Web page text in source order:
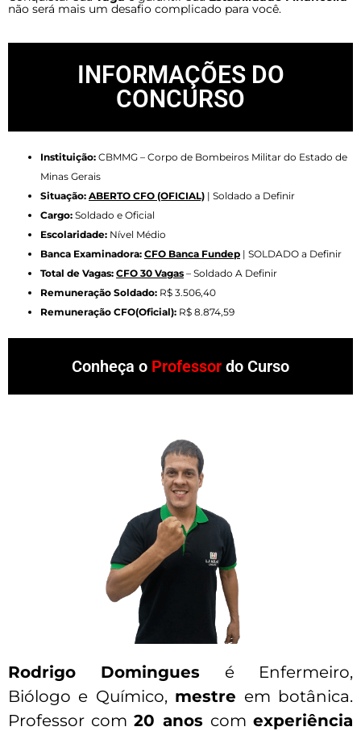
não será mais um desafio complicado para você.
INFORMAÇÕES DO
CONCURSO
Instituição: CBMMG – Corpo de Bombeiros Militar do Estado de
Minas Gerais
Situação: ABERTO CFO (OFICIAL) | Soldado a Definir
Cargo: Soldado e Oficial
Escolaridade: Nível Médio
Banca Examinadora: CFO Banca Fundep | SOLDADO a Definir
Total de Vagas: CFO 30 Vagas – Soldado A Definir
Remuneração Soldado: R$ 3.506,40
Remuneração CFO(Oficial): R$ 8.874,59
Conheça o Professor do Curso
Rodrigo Domingues é Enfermeiro,
Biólogo e Químico, mestre em botânica.
Professor com20 anos comexperiência